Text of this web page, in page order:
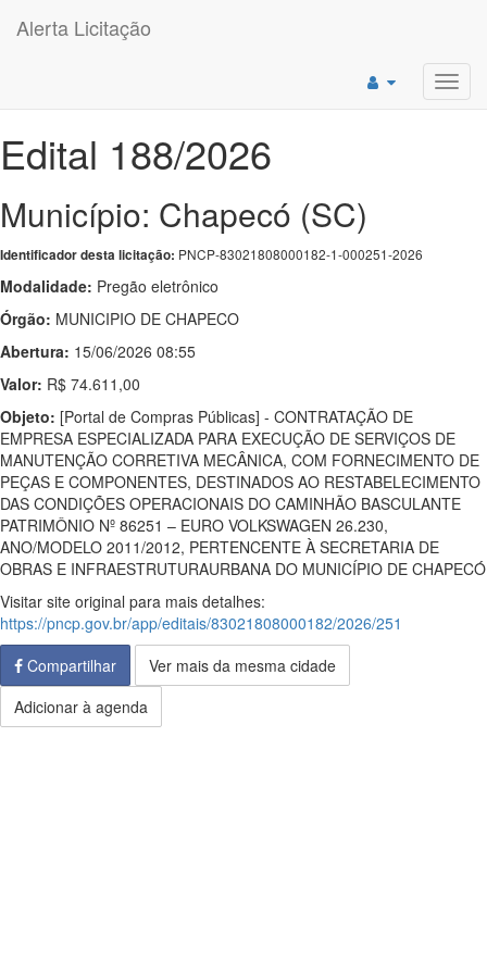
Alerta Licitação
Edital 188/2026
Município: Chapecó (SC)
Identificador desta licitação: PNCP-83021808000182-1-000251-2026
Modalidade: Pregão eletrônico
Órgão: MUNICIPIO DE CHAPECO
Abertura: 15/06/2026 08:55
Valor: R$ 74.611,00
Objeto: [Portal de Compras Públicas] - CONTRATAÇÃO DE
EMPRESA ESPECIALIZADA PARA EXECUÇÃO DE SERVIÇOS DE
MANUTENÇÃO CORRETIVA MECÂNICA, COM FORNECIMENTO DE
PEÇAS E COMPONENTES, DESTINADOS AO RESTABELECIMENTO
DAS CONDIÇÕES OPERACIONAIS DO CAMINHÃO BASCULANTE
PATRIMÔNIO Nº 86251 – EURO VOLKSWAGEN 26.230,
ANO/MODELO 2011/2012, PERTENCENTE À SECRETARIA DE
OBRAS E INFRAESTRUTURAURBANA DO MUNICÍPIO DE CHAPECÓ
Visitar site original para mais detalhes:
https://pncp.gov.br/app/editais/83021808000182/2026/251
Compartilhar
Ver mais da mesma cidade
Adicionar à agenda